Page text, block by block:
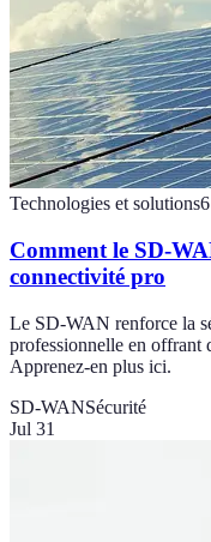
Technologies et solutions6
Comment le SD-
connectivité pro
Le SD-WAN renforce la
professionnelle en offrant
Apprenez-en plus ici.
SD-WANSécurité
Jul 31